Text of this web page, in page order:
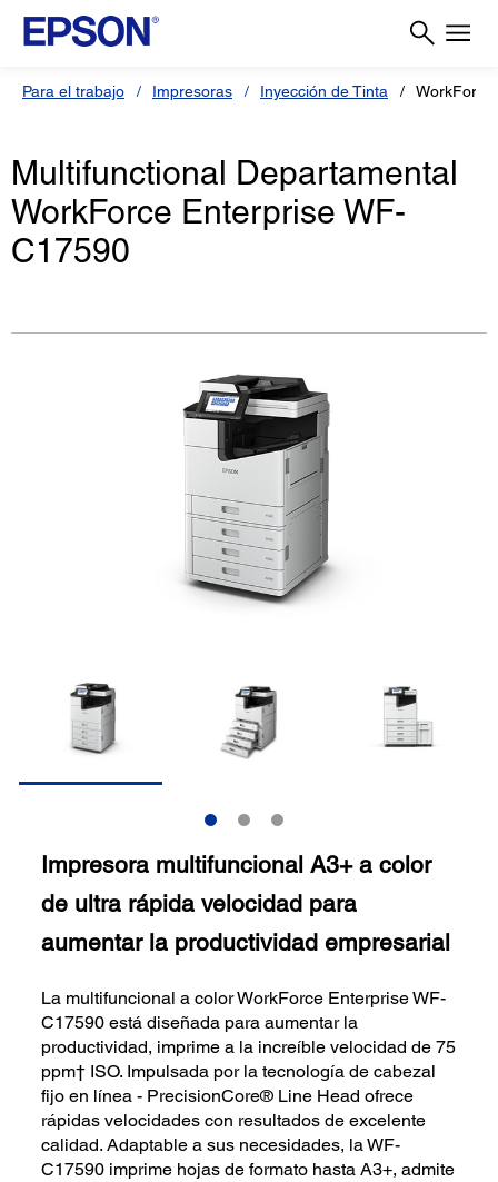
Para el trabajo Impresoras Inyección de Tinta WorkForce
Multifunctional Departamental
WorkForce Enterprise WF-
C17590
Impresora multifuncional A3+ a color
de ultra rápida velocidad para
aumentar la productividad empresarial
La multifuncional a color WorkForce Enterprise WF-
C17590 está diseñada para aumentar la
productividad, imprime a la increíble velocidad de 75
ppm† ISO. Impulsada por la tecnología de cabezal
fijo en línea - PrecisionCore® Line Head ofrece
rápidas velocidades con resultados de excelente
calidad. Adaptable a sus necesidades, la WF-
C17590 imprime hojas de formato hasta A3+, admite